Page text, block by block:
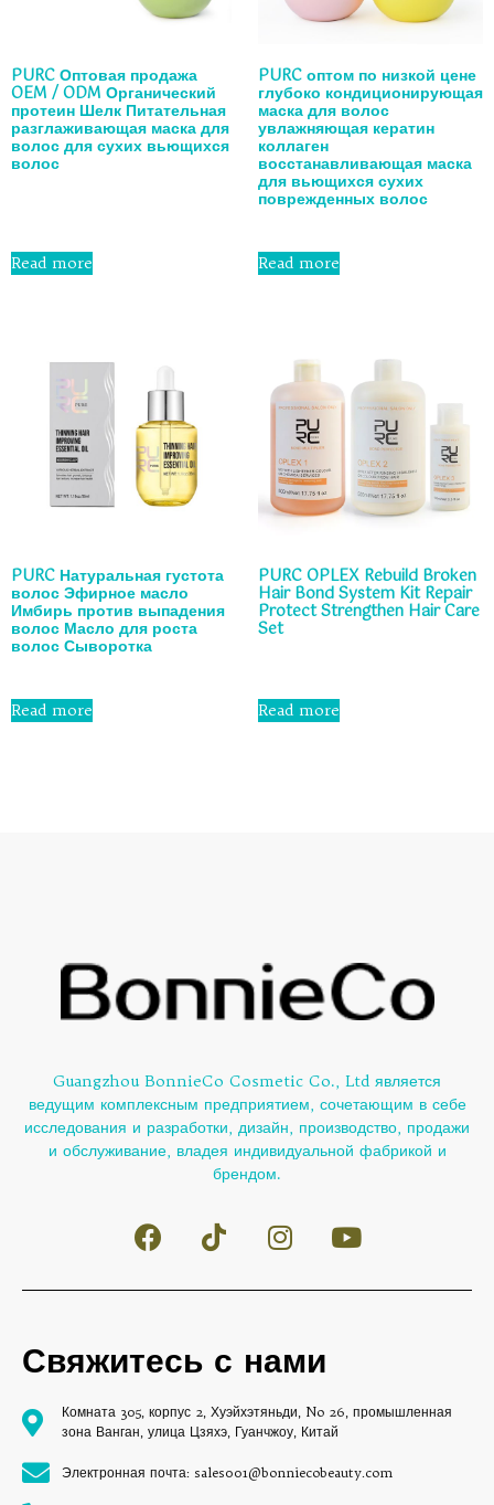
PURC Оптовая продажа
OEM / ODM Органический
протеин Шелк Питательная
разглаживающая маска для
волос для сухих вьющихся
волос
5
Read more
PURC оптом по низкой цене
глубоко кондиционирующая
маска для волос
увлажняющая кератин
коллаген
восстанавливающая маска
для вьющихся сухих
поврежденных волос
0
out
Read more
PURC Натуральная густота
волос Эфирное масло
Имбирь против выпадения
волос Масло для роста
волос Сыворотка
0
out
Read more
PURC OPLEX Rebuild Broken
Hair Bond System Kit Repair
Protect Strengthen Hair Care
Set
out
of
5
Read more
Guangzhou BonnieCo Cosmetic Co., Ltd является
ведущим комплексным предприятием, сочетающим в себе
исследования и разработки, дизайн, производство, продажи
и обслуживание, владея индивидуальной фабрикой и
брендом.
Свяжитесь с нами
Комната 305, корпус 2, Хуэйхэтяньди, No 26, промышленная
зона Ванган, улица Цзяхэ, Гуанчжоу, Китай
Электронная почта: sales001@bonniecobeauty.com